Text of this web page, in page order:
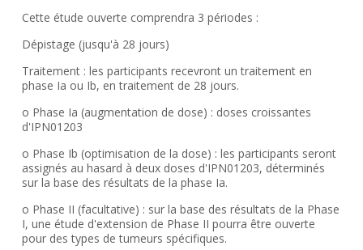
Cette étude ouverte comprendra 3 périodes :
Dépistage (jusqu'à 28 jours)
Traitement : les participants recevront un traitement en
phase Ia ou Ib, en traitement de 28 jours.
o Phase Ia (augmentation de dose) : doses croissantes
d'IPN01203
o Phase Ib (optimisation de la dose) : les participants seront
assignés au hasard à deux doses d'IPN01203, déterminés
sur la base des résultats de la phase Ia.
o Phase II (facultative) : sur la base des résultats de la Phase
I, une étude d'extension de Phase II pourra être ouverte
pour des types de tumeurs spécifiques.